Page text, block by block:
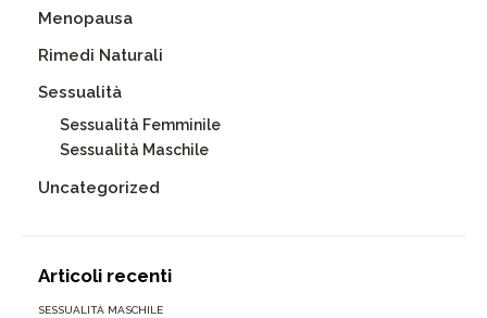
Menopausa
Rimedi Naturali
Sessualità
Sessualità Femminile
Sessualità Maschile
Uncategorized
Articoli recenti
SESSUALITÀ MASCHILE